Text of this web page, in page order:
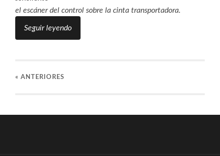
el escáner del control sobre la cinta transportadora.
Seguir leyendo
«ANTERIORES